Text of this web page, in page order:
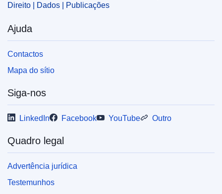
Direito | Dados | Publicações
Ajuda
Contactos
Mapa do sítio
Siga-nos
LinkedIn Facebook YouTube Outro
Quadro legal
Advertência jurídica
Testemunhos